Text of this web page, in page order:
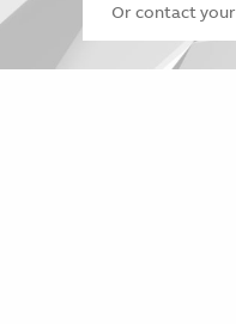
Or contact your